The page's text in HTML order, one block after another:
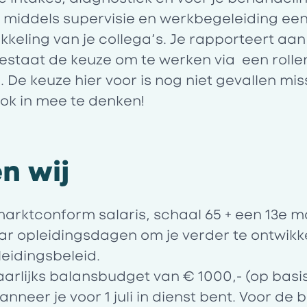
middels supervisie en werkbegeleiding
van je collega’s. Je rapporteert
de keuze om te werken via een
keuze hier voor is nog niet gevallen
in mee te denken!
wij
salaris, schaal 65 + een 13e
opleidingsdagen om je verder te
balansbudget van € 1000,- (op
je voor 1 juli in dienst bent. Voor de